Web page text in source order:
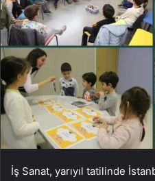
İş Sanat, yarıyıl tatilinde